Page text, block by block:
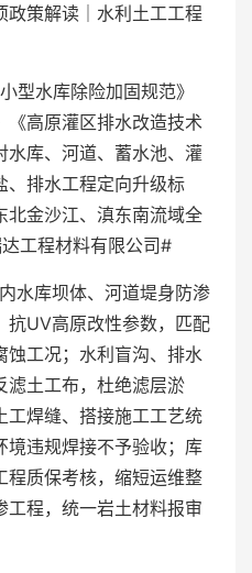
政策解读｜水利土工工程
型水库除险加固规范》
《高原灌区排水改造技术
水库、河道、蓄水池、灌
、排水工程定向升级标
北金沙江、滇东南流域全
工程材料有限公司#
水库坝体、河道堤身防渗
抗UV高原改性参数，匹配
蚀工况；水利盲沟、排水
滤土工布，杜绝滤层淤
工焊缝、搭接施工工艺统
境违规焊接不予验收；库
程质保考核，缩短运维整
工程，统一岩土材料报审